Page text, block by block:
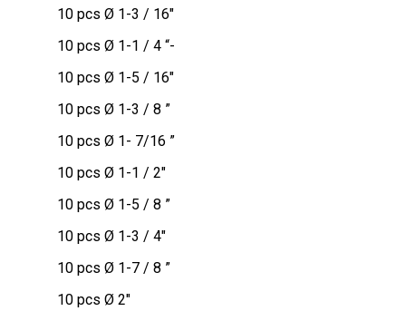
10 pcs Ø 1-3 / 16″
10 pcs Ø 1-1 / 4 “-
10 pcs Ø 1-5 / 16″
10 pcs Ø 1-3 / 8 ”
10 pcs Ø 1- 7/16 ”
10 pcs Ø 1-1 / 2″
10 pcs Ø 1-5 / 8 ”
10 pcs Ø 1-3 / 4″
10 pcs Ø 1-7 / 8 ”
10 pcs Ø 2″